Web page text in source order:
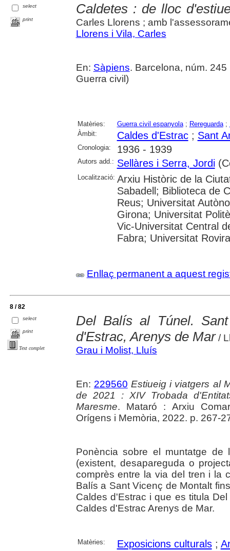
select
print
Caldetes : de lloc
Carles Llorens ; amb
Llorens i Vila, Carles
En: Sàpiens. Barcelona, núm.
Guerra civil)
Matèries: Guerra civil espanyola; Rereguarda;
Àmbit:
Caldes d'Estrac; Sant
Cronologia: 1936 - 1939
Autors add.: Sellàres i Serra, Jordi
Localització: Arxiu Històric de la
Sabadell; Biblioteca de
Reus; Universitat
Girona; Universitat
Vic-Universitat Central
Fabra; Universitat
Enllaç permanent a aquest
8 / 82
select
print
Text complet
Del Balís al Túnel.
d'Estrac, Arenys de Mar/
Grau i Molist, Lluís
En: 229560 Estiueig i viatgers al
de 2021 : XIV Trobada
Maresme. Mataró : Arxiu
Orígens i Memòria, 2022. p. 267-
Ponència sobre el muntatge de
(existent, desapareguda o
comprès entre la via del tren i la
Balís a Sant Vicenç de Montalt
Caldes d'Estrac i que es titula
Caldes d'Estrac Arenys de Mar.
Matèries: Exposicions culturals;